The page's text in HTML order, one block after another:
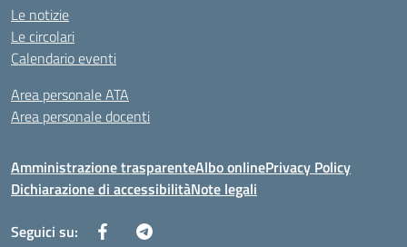
Le notizie
Le circolari
Calendario eventi
Area personale ATA
Area personale docenti
Amministrazione trasparenteAlbo onlinePrivacy Policy
Dichiarazione di accessibilitàNote legali
Seguici su: